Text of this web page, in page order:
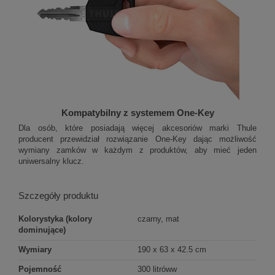
Kompatybilny z systemem One-Key
Dla osób, które posiadają więcej akcesoriów marki Thule
producent przewidział rozwiązanie One-Key dając możliwość
wymiany zamków w każdym z produktów, aby mieć jeden
uniwersalny klucz.
Szczegóły produktu
Kolorystyka (kolory
dominujące)
czarny, mat
Wymiary 190 x 63 x 42.5 cm
Pojemność 300 litróww